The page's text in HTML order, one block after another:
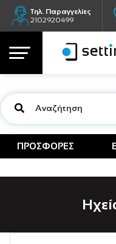
Τηλ. Παραγγελίες
2102920499
ΠΡΟΣΦΟΡΕΣ